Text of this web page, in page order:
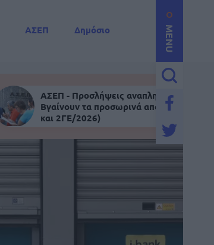
MENU
ΑΣΕΠ
Δημόσιο
ΑΣΕΠ - Προσλήψεις αναπληρωτών:
Βγαίνουν τα προσωρινά αποτελέσματα
και 2ΓΕ/2026)